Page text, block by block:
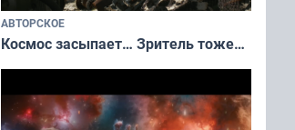
АВТОРСКОЕ
Космос засыпает… Зритель тоже…